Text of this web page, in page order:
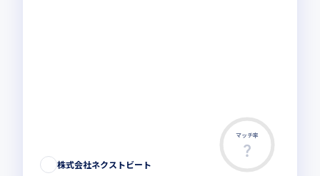
マッチ率
株式会社ネクストビート